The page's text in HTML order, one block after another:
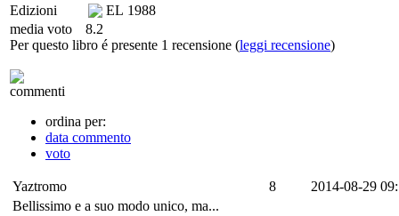
Edizioni
EL 1988
media voto
8.2
Per questo libro é presente 1 recensione (leggi recensione)
commenti
ordina per:
data commento
voto
Yaztromo 8
2014-08-29
Bellissimo e a suo modo unico, ma...